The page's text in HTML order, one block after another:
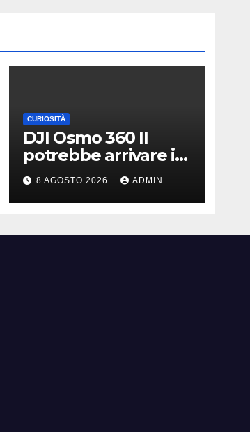
CURIOSITÀ
DJI Osmo 360 II
potrebbe arrivare il
13 agosto | Nuovo
teaser
8 AGOSTO 2026 ADMIN